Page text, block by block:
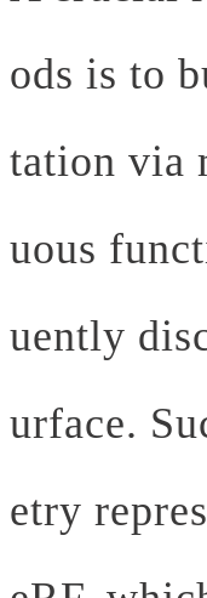
ods is to
tation via
uous
uently
urface.
etry